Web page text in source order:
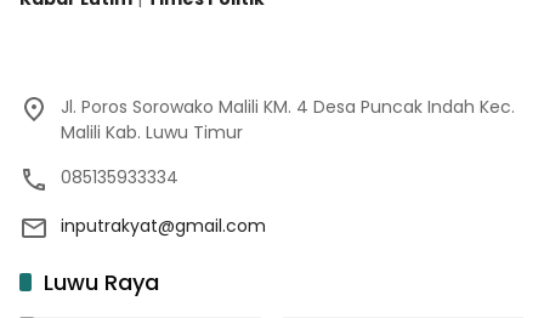
Jl. Poros Sorowako Malili KM. 4 Desa Puncak Indah Kec.
Malili Kab. Luwu Timur
085135933334
inputrakyat@gmail.com
Luwu Raya